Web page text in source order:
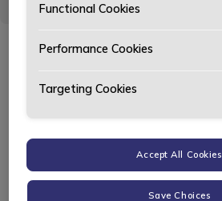
Functional Cookies
Performance Cookies
Targeting Cookies
Accept All Cookies
Save Choices